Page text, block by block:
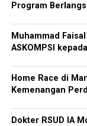
Program
Muhammad
ASKOMPSI
Home Race di
Kemenangan
Dokter RSUD IA